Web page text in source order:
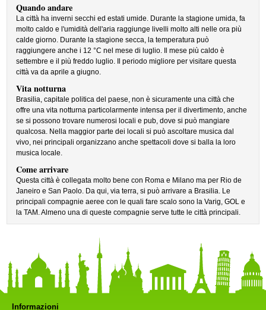
Quando andare
La città ha inverni secchi ed estati umide. Durante la stagione umida, fa
molto caldo e l'umidità dell'aria raggiunge livelli molto alti nelle ora più
calde giorno. Durante la stagione secca, la temperatura può
raggiungere anche i 12 °C nel mese di luglio. Il mese più caldo è
settembre e il più freddo luglio. Il periodo migliore per visitare questa
città va da aprile a giugno.
Vita notturna
Brasilia, capitale politica del paese, non è sicuramente una città che
offre una vita notturna particolarmente intensa per il divertimento, anche
se si possono trovare numerosi locali e pub, dove si può mangiare
qualcosa. Nella maggior parte dei locali si può ascoltare musica dal
vivo, nei principali organizzano anche spettacoli dove si balla la loro
musica locale.
Come arrivare
Questa città è collegata molto bene con Roma e Milano ma per Rio de
Janeiro e San Paolo. Da qui, via terra, si può arrivare a Brasilia. Le
principali compagnie aeree con le quali fare scalo sono la Varig, GOL e
la TAM. Almeno una di queste compagnie serve tutte le città principali.
Informazioni